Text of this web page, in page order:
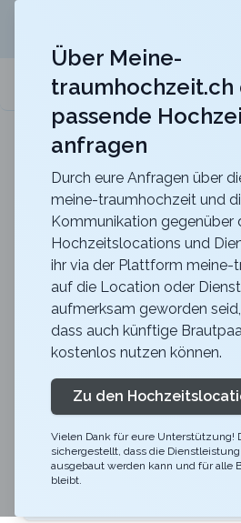
meine-traumhochzeit.ch
b_smart hotel
Für ein zauberhaftes
Findet die
Schweiz
Bist du auf der Suche nach
Hochzeitslocation? Bei uns
kostenlos.
Location
Über Meine-
traumhochzeit.ch
passende
anfragen
Durch eure Anfragen über
meine-traumhochzeit und
Kommunikation gegenüber
Hochzeitslocations und
ihr via der Plattform meine-
auf die Location oder
aufmerksam geworden
dass auch künftige
kostenlos nutzen können.
Zu den
Vielen Dank für eure Unterstützung!
sichergestellt, dass die
ausgebaut werden kann und für alle
bleibt.